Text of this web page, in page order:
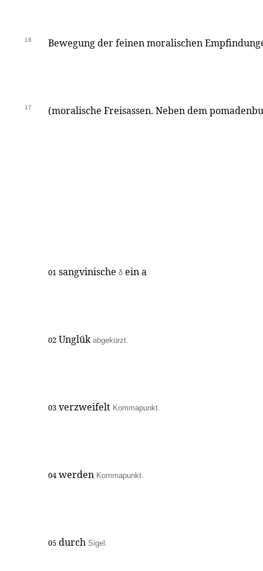
16 Bewegung der feinen moralischen
17 (moralische Freisassen. Neben dem
01 sangvinische δ ein a
02 Unglük abgekürzt.
03 verzweifelt Kommapunkt.
04 werden Kommapunkt.
05 durch Sigel.